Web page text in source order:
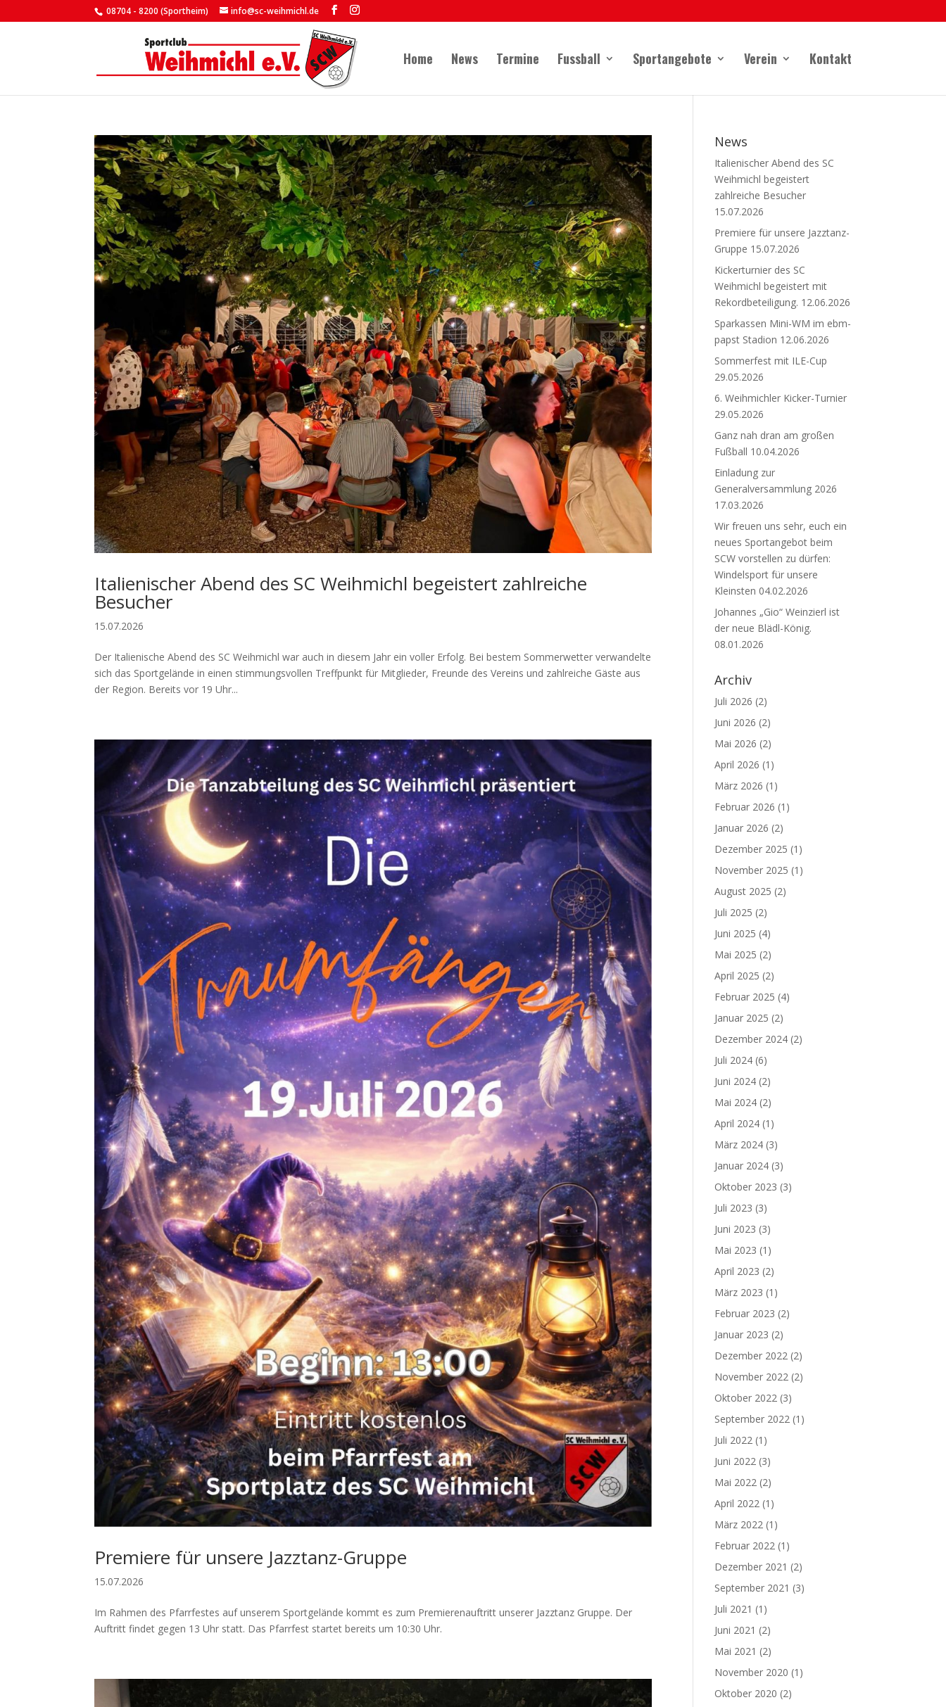
08704 - 8200 (Sportheim) info@sc-weihmichl.de
Home News Termine Fussball Sportangebote Verein Kontakt
Italienischer Abend des SC Weihmichl begeistert zahlreiche
Besucher
15.07.2026
Der Italienische Abend des SC Weihmichl war auch in diesem Jahr ein voller Erfolg. Bei bestem Sommerwetter verwandelte
sich das Sportgelände in einen stimmungsvollen Treffpunkt für Mitglieder, Freunde des Vereins und zahlreiche Gäste aus
der Region. Bereits vor 19 Uhr...
Premiere für unsere Jazztanz-Gruppe
15.07.2026
Im Rahmen des Pfarrfestes auf unserem Sportgelände kommt es zum Premierenauftritt unserer Jazztanz Gruppe. Der
Auftritt findet gegen 13 Uhr statt. Das Pfarrfest startet bereits um 10:30 Uhr.
News
Italienischer Abend des SC
Weihmichl begeistert
zahlreiche Besucher
15.07.2026
Premiere für unsere Jazztanz-
Gruppe 15.07.2026
Kickerturnier des SC
Weihmichl begeistert mit
Rekordbeteiligung. 12.06.2026
Sparkassen Mini-WM im ebm-
papst Stadion 12.06.2026
Sommerfest mit ILE-Cup
29.05.2026
6. Weihmichler Kicker-Turnier
29.05.2026
Ganz nah dran am großen
Fußball 10.04.2026
Einladung zur
Generalversammlung 2026
17.03.2026
Wir freuen uns sehr, euch ein
neues Sportangebot beim
SCW vorstellen zu dürfen:
Windelsport für unsere
Kleinsten 04.02.2026
Johannes „Gio“ Weinzierl ist
der neue Blädl-König.
08.01.2026
Archiv
Juli 2026 (2)
Juni 2026 (2)
Mai 2026 (2)
April 2026 (1)
März 2026 (1)
Februar 2026 (1)
Januar 2026 (2)
Dezember 2025 (1)
November 2025 (1)
August 2025 (2)
Juli 2025 (2)
Juni 2025 (4)
Mai 2025 (2)
April 2025 (2)
Februar 2025 (4)
Januar 2025 (2)
Dezember 2024 (2)
Juli 2024 (6)
Juni 2024 (2)
Mai 2024 (2)
April 2024 (1)
März 2024 (3)
Januar 2024 (3)
Oktober 2023 (3)
Juli 2023 (3)
Juni 2023 (3)
Mai 2023 (1)
April 2023 (2)
März 2023 (1)
Februar 2023 (2)
Januar 2023 (2)
Dezember 2022 (2)
November 2022 (2)
Oktober 2022 (3)
September 2022 (1)
Juli 2022 (1)
Juni 2022 (3)
Mai 2022 (2)
April 2022 (1)
März 2022 (1)
Februar 2022 (1)
Dezember 2021 (2)
September 2021 (3)
Juli 2021 (1)
Juni 2021 (2)
Mai 2021 (2)
November 2020 (1)
Oktober 2020 (2)